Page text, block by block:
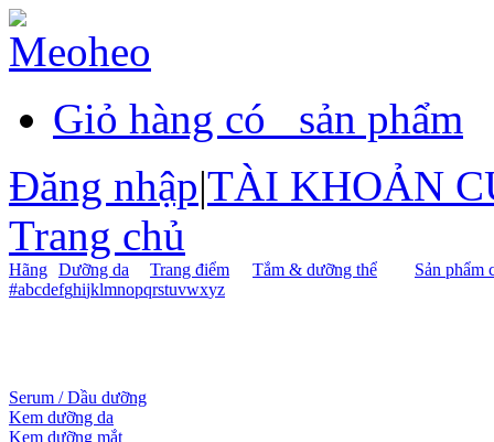
Giỏ hàng có
sản phẩm
Đăng nhập|TÀI KHOẢN
Trang chủ
Hãng Dưỡng da Trang điểm Tắm & dưỡng thể
Sản phẩm
#abcdefghijklmnopqrstuvwxyz
Serum / Dầu dưỡng
Kem dưỡng da
Kem dưỡng mắt